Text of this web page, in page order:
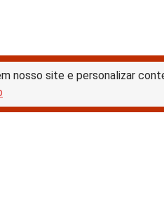
nosso site e personalizar